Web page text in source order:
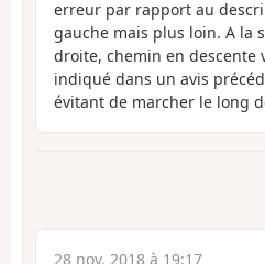
erreur par rapport au
gauche mais plus loin. A la
droite, chemin en descente
indiqué dans un avis
évitant de marcher le long
28 nov. 2018 à 19:17